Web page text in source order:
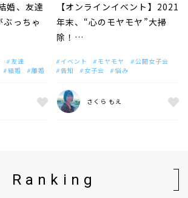
婚、友達
っちゃ
友達
結婚 離婚
【オンラインイベント】2021
年末、“心のモヤモヤ”大掃
除！…
イベント モヤモヤ
公開女子会
告知
女子会 悩み
さくら もえ
Ranking